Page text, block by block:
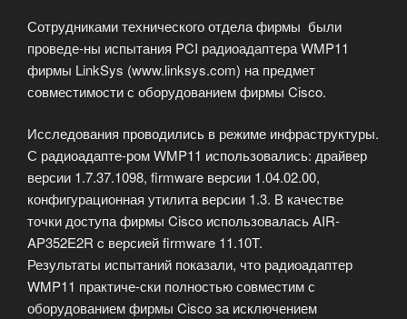
Сотрудниками технического отдела фирмы были
проведе-ны испытания PCI радиоадаптера WMP11
фирмы LinkSys (www.linksys.com) на предмет
совместимости с оборудованием фирмы Cisco.
Исследования проводились в режиме инфраструктуры.
С радиоадапте-ром WMP11 использовались: драйвер
версии 1.7.37.1098, firmware версии 1.04.02.00,
конфигурационная утилита версии 1.3. В качестве
точки доступа фирмы Cisco использовалась AIR-
AP352E2R c версией firmware 11.10T.
Результаты испытаний показали, что радиоадаптер
WMP11 практиче-ски полностью совместим с
оборудованием фирмы Cisco за исключением